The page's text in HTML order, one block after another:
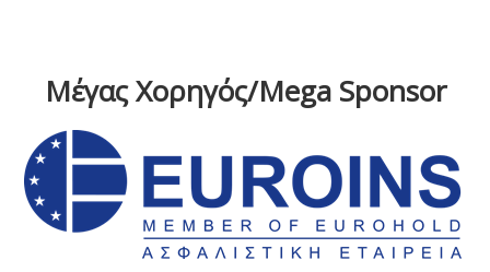
Μέγας Χορηγός/Mega Sponsor